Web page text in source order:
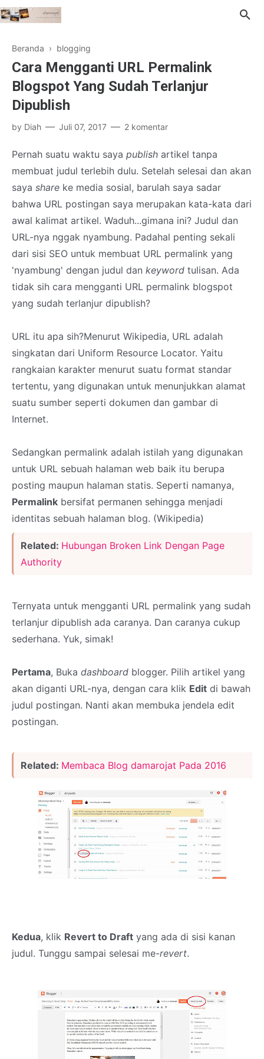
Beranda › blogging
Cara Mengganti URL Permalink
Blogspot Yang Sudah Terlanjur
Dipublish
by Diah Juli 07, 2017 2 komentar
Pernah suatu waktu saya publish artikel tanpa
membuat judul terlebih dulu. Setelah selesai dan akan
saya share ke media sosial, barulah saya sadar
bahwa URL postingan saya merupakan kata-kata dari
awal kalimat artikel. Waduh...gimana ini? Judul dan
URL-nya nggak nyambung. Padahal penting sekali
dari sisi SEO untuk membuat URL permalink yang
'nyambung' dengan judul dan keyword tulisan. Ada
tidak sih cara mengganti URL permalink blogspot
yang sudah terlanjur dipublish?
URL itu apa sih?Menurut Wikipedia, URL adalah
singkatan dari Uniform Resource Locator. Yaitu
rangkaian karakter menurut suatu format standar
tertentu, yang digunakan untuk menunjukkan alamat
suatu sumber seperti dokumen dan gambar di
Internet.
Sedangkan permalink adalah istilah yang digunakan
untuk URL sebuah halaman web baik itu berupa
posting maupun halaman statis. Seperti namanya,
Permalink bersifat permanen sehingga menjadi
identitas sebuah halaman blog. (Wikipedia)
Related: Hubungan Broken Link Dengan Page
Authority
Ternyata untuk mengganti URL permalink yang sudah
terlanjur dipublish ada caranya. Dan caranya cukup
sederhana. Yuk, simak!
Pertama, Buka dashboard blogger. Pilih artikel yang
akan diganti URL-nya, dengan cara klik Edit di bawah
judul postingan. Nanti akan membuka jendela edit
postingan.
Related: Membaca Blog damarojat Pada 2016
Kedua, klik Revert to Draft yang ada di sisi kanan
judul. Tunggu sampai selesai me-revert.